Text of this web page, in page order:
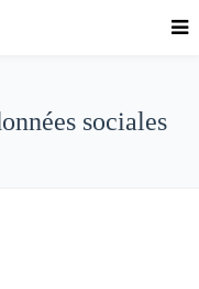
sociales